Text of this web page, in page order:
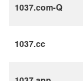
1037.com-Q
1037.cc